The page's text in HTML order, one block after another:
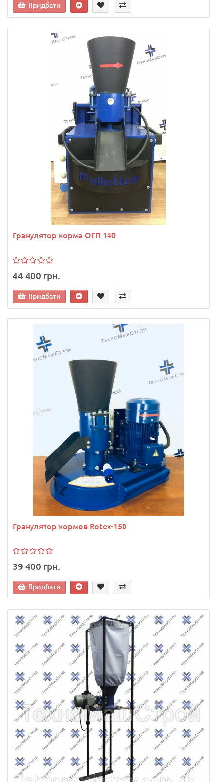
Придбати
Гранулятор корма ОГП 140
44 400 грн.
Придбати
Гранулятор кормов Rotex-150
39 400 грн.
Придбати